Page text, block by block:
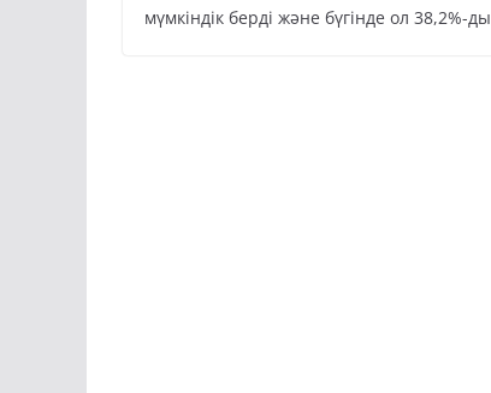
мүмкіндік берді және бүгінде ол 38,2%-ды